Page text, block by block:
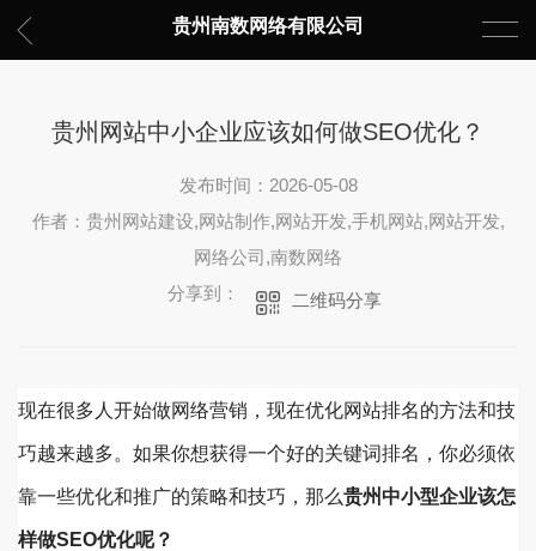
贵州南数网络有限公司
贵州网站中小企业应该如何做SEO优化？
发布时间：2026-05-08
作者：贵州网站建设,网站制作,网站开发,手机网站,网站开发,
网络公司,南数网络
分享到：
二维码分享
现在很多人开始做网络营销，现在优化网站排名的方法和技
巧越来越多。如果你想获得一个好的关键词排名，你必须依
靠一些优化和推广的策略和技巧，那么贵州中小型企业该怎
样做SEO优化呢？